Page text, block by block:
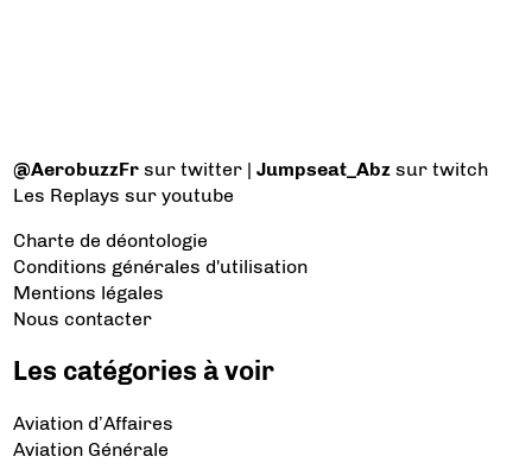
@AerobuzzFr sur twitter |Jumpseat_Abz sur twitch
Les Replays sur youtube
Charte de déontologie
Conditions générales d'utilisation
Mentions légales
Nous contacter
Les catégories à voir
Aviation d’Affaires
Aviation Générale